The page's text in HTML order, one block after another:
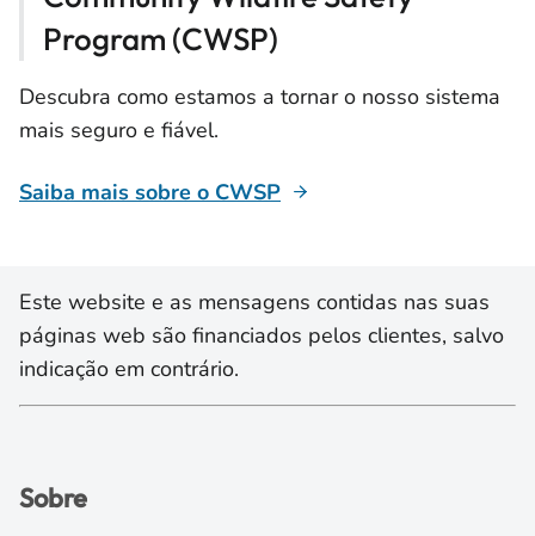
Program (CWSP)
Descubra como estamos a tornar o nosso sistema
mais seguro e fiável.
Saiba mais sobre o CWSP
Este website e as mensagens contidas nas suas
páginas web são financiados pelos clientes, salvo
indicação em contrário.
Sobre